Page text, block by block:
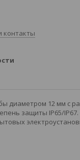
контакты
диаметром 12 мм с
защиты IP65/IP67.